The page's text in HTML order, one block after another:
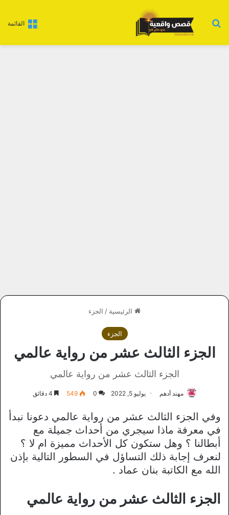
القائمة بحث عن
الرئيسية / الجزء
الجزء
الجزء الثالث عشر من رواية عالمي
الجزء الثالث عشر من رواية عالمي
مهند أدهم يوليو 5, 2022 0
549
وفي الجزء الثالث عشر من رواية عالمي دعونا نبدأ
في معرفة ماذا سيجري من أحداث جميلة مع
أبطالنا ؟ وهل ستكون كل الأحداث مميزة ام لا ؟
لنعرف إجابة ذلك التساؤل في السطور التالية بإذن
الله مع الكاتبة بنان عماد .
الجزء الثالث عشر من رواية عالمي